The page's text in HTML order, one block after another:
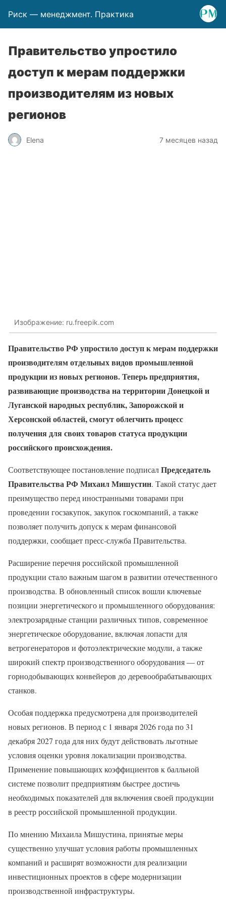
Риск — менеджмент. Практика
Правительство упростило
доступ к мерам поддержки
производителям из новых
регионов
Elena 7 месяцев назад
Изображение: ru.freepik.com
Правительство РФ упростило доступ к мерам поддержки
производителям отдельных видов промышленной
продукции из новых регионов. Теперь предприятия,
развивающие производства на территории Донецкой и
Луганской народных республик, Запорожской и
Херсонской областей, смогут облегчить процесс
получения для своих товаров статуса продукции
российского происхождения.
Соответствующее постановление подписалПредседатель
Правительства РФ Михаил Мишустин. Такой статус дает
преимущество перед иностранными товарами при
проведении госзакупок, закупок госкомпаний, а также
позволяет получить допуск к мерам финансовой
поддержки, сообщает пресс-служба Правительства.
Расширение перечня российской промышленной
продукции стало важным шагом в развитии отечественного
производства. В обновленный список вошли ключевые
позиции энергетического и промышленного оборудования:
электрозарядные станции различных типов, современное
энергетическое оборудование, включая лопасти для
ветрогенераторов и фотоэлектрические модули, а также
широкий спектр производственного оборудования — от
горнодобывающих конвейеров до деревообрабатывающих
станков.
Особая поддержка предусмотрена для производителей
новых регионов. В период с 1 января 2026 года по 31
декабря 2027 года для них будут действовать льготные
условия оценки уровня локализации производства.
Применение повышающих коэффициентов к балльной
системе позволит предприятиям быстрее достичь
необходимых показателей для включения своей продукции
в реестр российской промышленной продукции.
По мнению Михаила Мишустина, принятые меры
существенно улучшат условия работы промышленных
компаний и расширят возможности для реализации
инвестиционных проектов в сфере модернизации
производственной инфраструктуры.